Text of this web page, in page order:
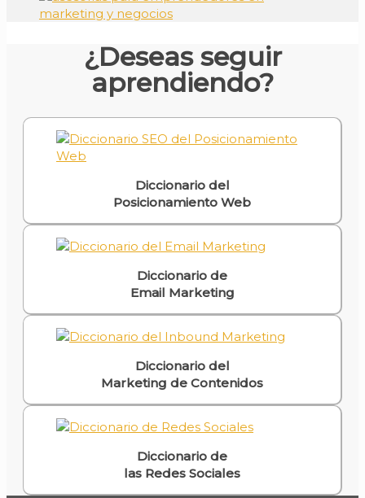
¿Deseas seguir
aprendiendo?
Diccionario del
Posicionamiento Web
Diccionario de
Email Marketing
Diccionario del
Marketing de Contenidos
Diccionario de
las Redes Sociales